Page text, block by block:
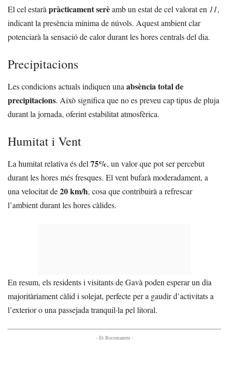
El cel estaràpràcticament serèamb un estat de cel valorat en 11,
indicant la presència mínima de núvols. Aquest ambient clar
potenciarà la sensació de calor durant les hores centrals del dia.
Precipitacions
Les condicions actuals indiquen unaabsència total de
precipitacions. Això significa que no es preveu cap tipus de pluja
durant la jornada, oferint estabilitat atmosfèrica.
Humitat i Vent
La humitat relativa és del75%, un valor que pot ser percebut
durant les hores més fresques. El vent bufarà moderadament, a
una velocitat de20 km/h, cosa que contribuirà a refrescar
l’ambient durant les hores càlides.
En resum, els residents i visitants de Gavà poden esperar un dia
majoritàriament càlid i solejat, perfecte per a gaudir d’activitats a
l’exterior o una passejada tranquil·la pel litoral.
- Et Recomanem -